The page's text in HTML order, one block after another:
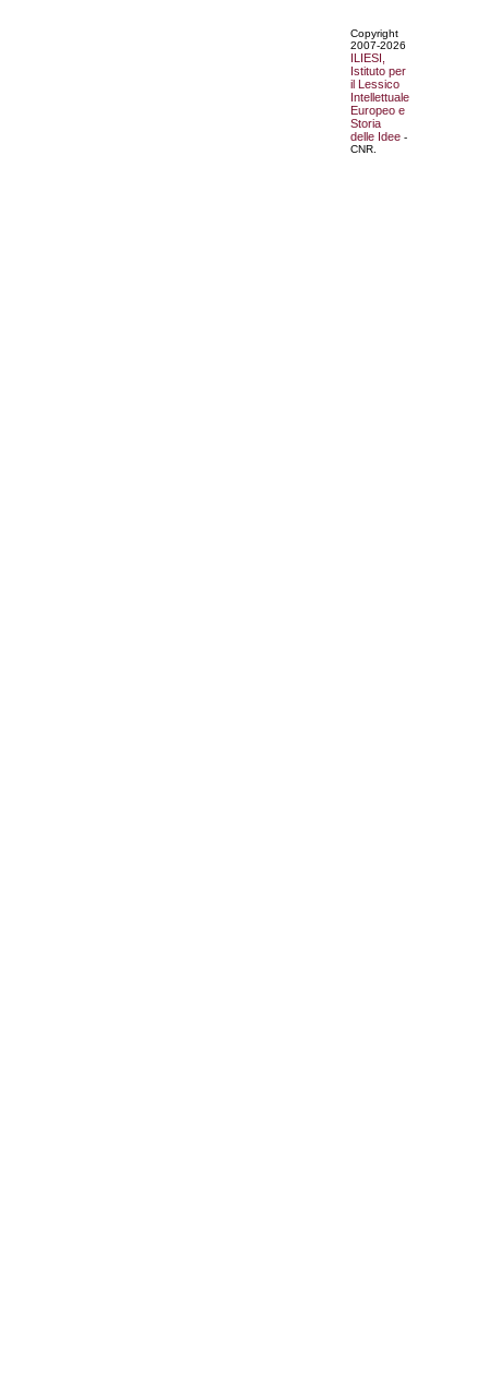
Copyright
2007-2026
ILIESI,
Istituto per
il Lessico
Intellettuale
Europeo e
Storia
delle Idee -
CNR.